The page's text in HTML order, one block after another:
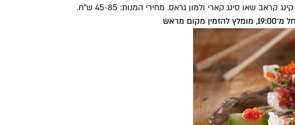
קראב שאו סינג קארי ולמון גראס. מחירי המנות: 45-85 ש"ח.